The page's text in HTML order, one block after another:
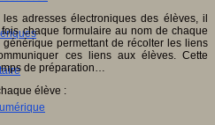
adresses électroniques des élèves, il
chaque formulaire au nom de chaque
permettant de récolter les liens
ces liens aux élèves. Cette
de préparation…
élève :